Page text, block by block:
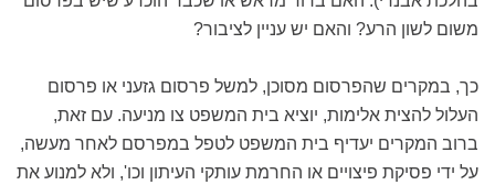
משום לשון הרע? והאם יש עניין לציבור?
כך, במקרים שהפרסום מסוכן, למשל פרסום גזעני או פרסום
העלול להצית אלימות, יוציא בית המשפט צו מניעה. עם זאת,
ברוב המקרים יעדיף בית המשפט לטפל במפרסם לאחר מעשה,
על ידי פסיקת פיצויים או החרמת עותקי העיתון וכו', ולא למנוע את